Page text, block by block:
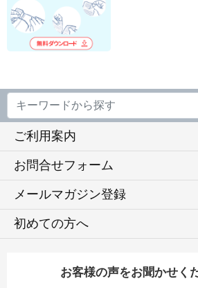
ご利用案内
お問合せフォーム
メールマガジン登録
初めての方へ
お客様の声をお聞かせく